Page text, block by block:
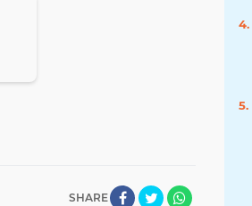
SHARE